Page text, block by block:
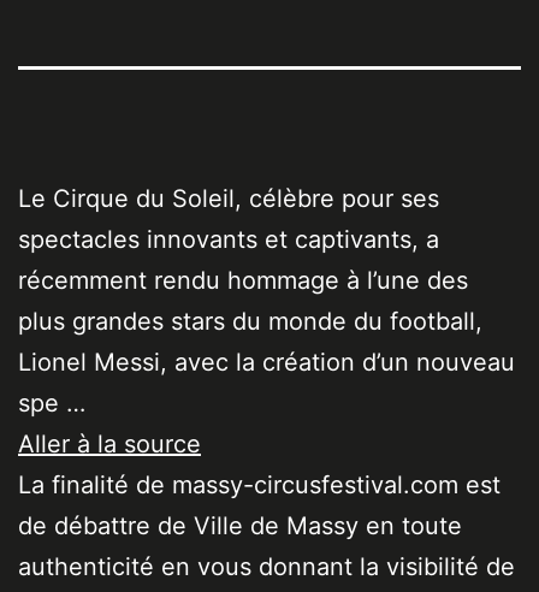
Le Cirque du Soleil, célèbre pour ses
spectacles innovants et captivants, a
récemment rendu hommage à l’une des
plus grandes stars du monde du football,
Lionel Messi, avec la création d’un nouveau
spe …
Aller à la source
La finalité de massy-circusfestival.com est
de débattre de Ville de Massy en toute
authenticité en vous donnant la visibilité de